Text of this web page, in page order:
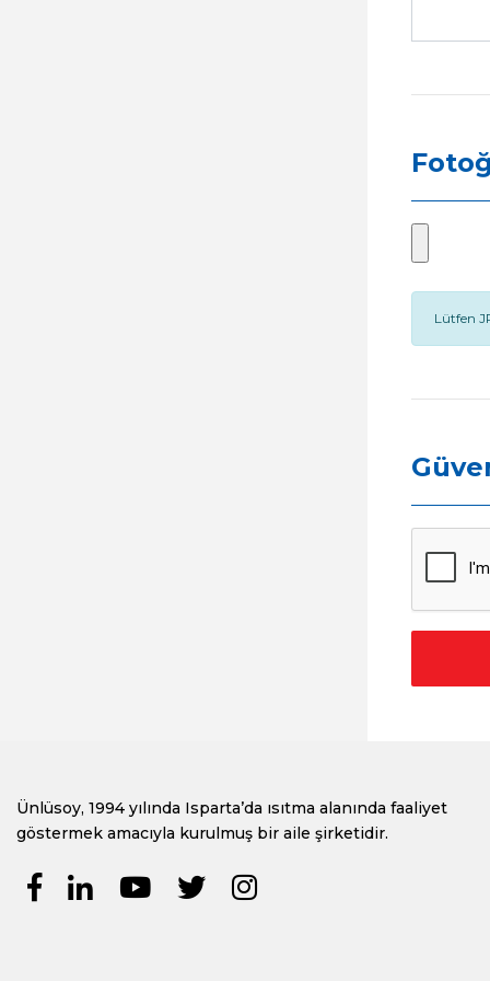
Lütfen
Ünlüsoy, 1994 yılında Isparta’da ısıtma alanında faaliyet
göstermek amacıyla kurulmuş bir aile şirketidir.